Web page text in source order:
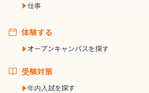
仕事
体験する
オープンキャンパスを探す
受験対策
年内入試を探す